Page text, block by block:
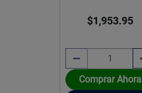
$1,953.95
Comprar Ahora